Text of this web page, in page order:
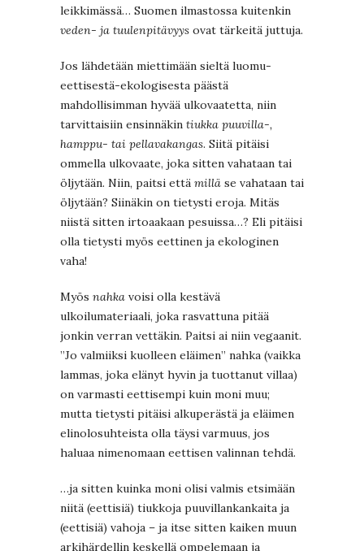
leikkimässä… Suomen ilmastossa kuitenkin
veden- ja tuulenpitävyys ovat tärkeitä juttuja.
Jos lähdetään miettimään sieltä luomu-
eettisestä-ekologisesta päästä
mahdollisimman hyvää ulkovaatetta, niin
tarvittaisiin ensinnäkin tiukka puuvilla-,
hamppu- tai pellavakangas. Siitä pitäisi
ommella ulkovaate, joka sitten vahataan tai
öljytään. Niin, paitsi että millä se vahataan tai
öljytään? Siinäkin on tietysti eroja. Mitäs
niistä sitten irtoaakaan pesuissa…? Eli pitäisi
olla tietysti myös eettinen ja ekologinen
vaha!
Myös nahka voisi olla kestävä
ulkoilumateriaali, joka rasvattuna pitää
jonkin verran vettäkin. Paitsi ai niin vegaanit.
”Jo valmiiksi kuolleen eläimen” nahka (vaikka
lammas, joka elänyt hyvin ja tuottanut villaa)
on varmasti eettisempi kuin moni muu;
mutta tietysti pitäisi alkuperästä ja eläimen
elinolosuhteista olla täysi varmuus, jos
haluaa nimenomaan eettisen valinnan tehdä.
…ja sitten kuinka moni olisi valmis etsimään
niitä (eettisiä) tiukkoja puuvillankankaita ja
(eettisiä) vahoja – ja itse sitten kaiken muun
arkihärdellin keskellä ompelemaan ja